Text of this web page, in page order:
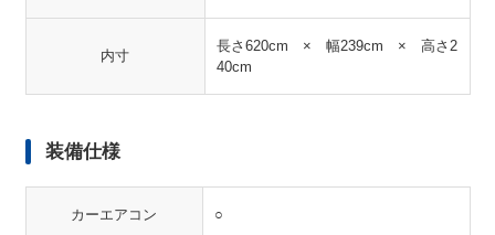
内寸
長さ620cm × 幅239cm × 高さ2
40cm
装備仕様
カーエアコン ○